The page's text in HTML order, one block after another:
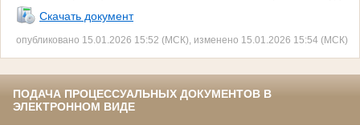
Скачать документ
опубликовано 15.01.2026 15:52 (МСК), изменено 15.01.2026 15:54 (МСК)
ПОДАЧА ПРОЦЕССУАЛЬНЫХ ДОКУМЕНТОВ В
ЭЛЕКТРОННОМ ВИДЕ